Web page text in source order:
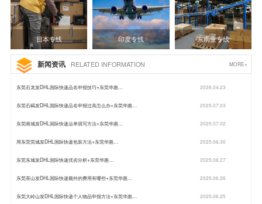
日本专线 印度专线 东南亚专线
新闻资讯 RELATED INFORMATION MORE+
东莞石龙发DHL国际快递品名申报技巧+东莞华惠… 2026.04.23
东莞石碣发DHL国际快递品名申报过高怎么办+东莞华惠… 2025.07.03
东莞南城发DHL国际快递运单填写方法+东莞华惠… 2025.07.02
用东莞莞城发DHL国际快递包装方法+东莞华惠… 2025.06.30
东莞东城发DHL国际快递优劣分析+东莞华惠… 2025.06.27
东莞茶山发DHL国际快递额外的费用有哪些+东莞华惠… 2025.06.26
东莞大岭山发DHL国际快递个人物品申报方法+东莞华惠… 2025.06.25